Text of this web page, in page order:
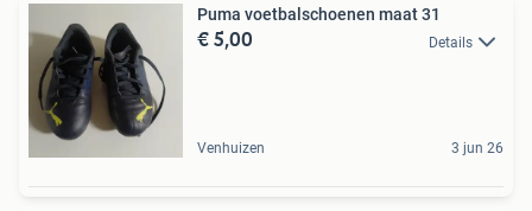
Puma voetbalschoenen maat 31
€ 5,00 Details
Venhuizen 3 jun 26